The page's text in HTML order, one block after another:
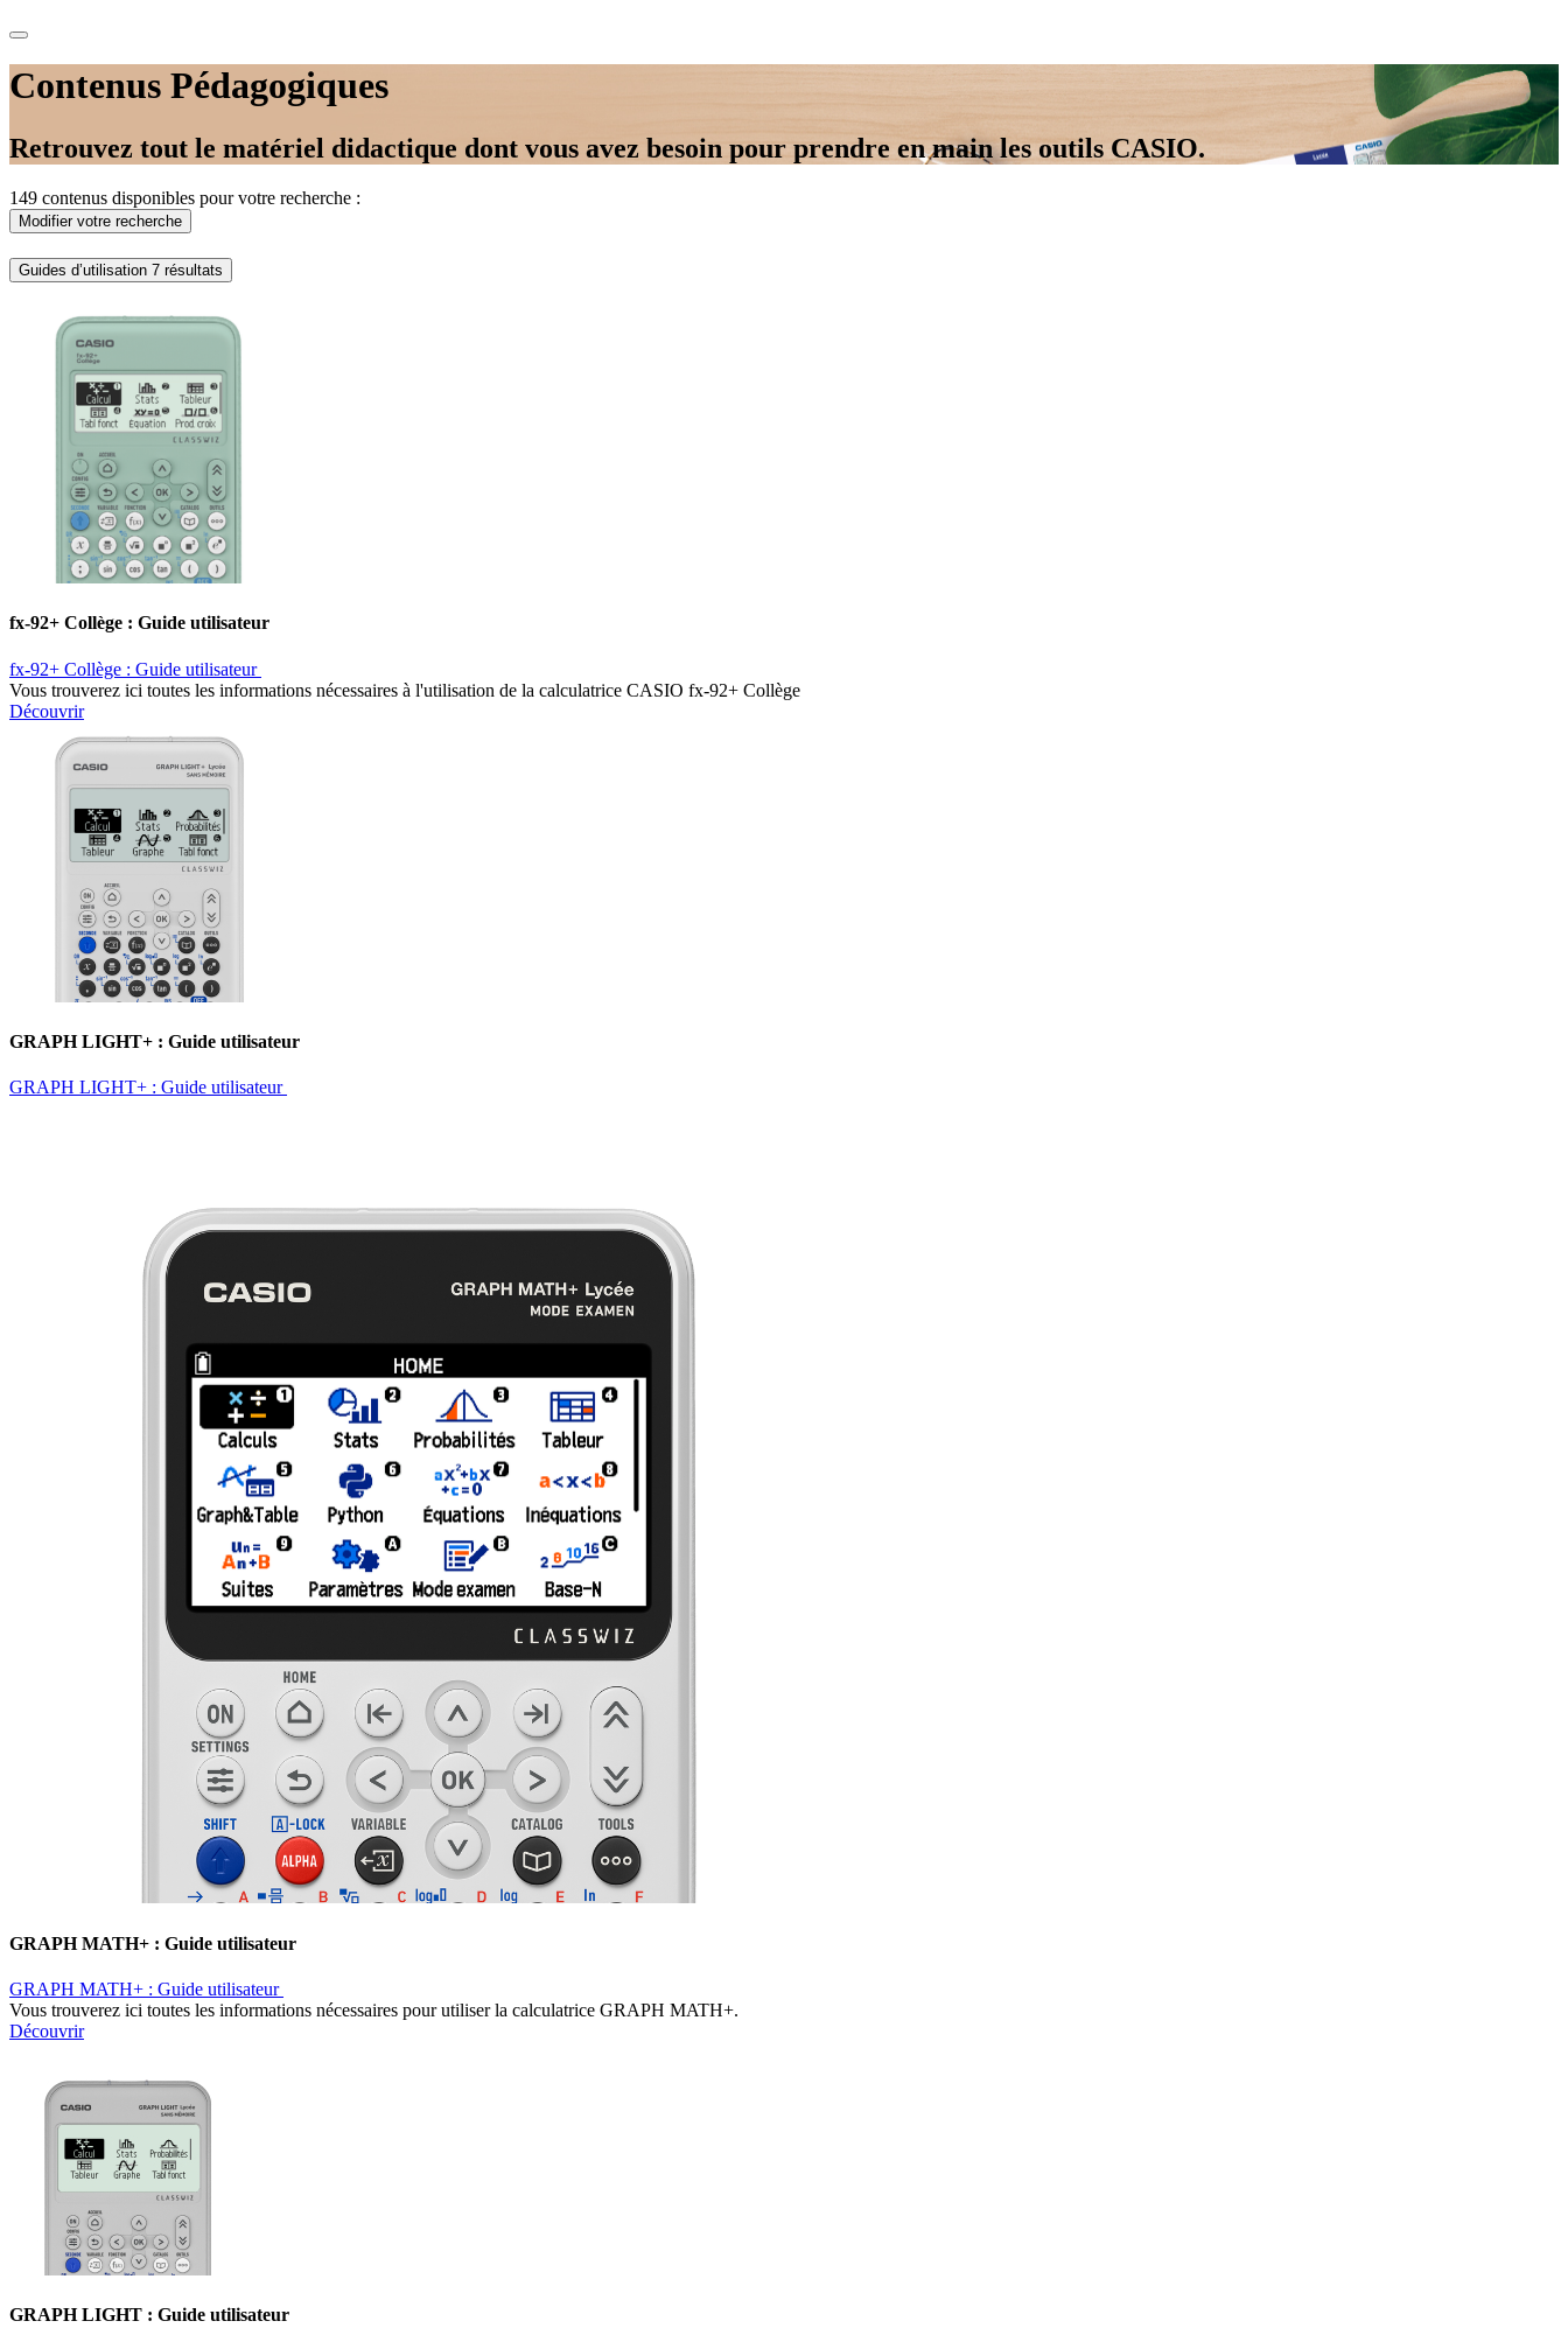
Contenus Pédagogiques
Retrouvez tout le matériel didactique dont vous avez besoin pour prendre en main les outils CASIO.
149 contenus disponibles pour votre recherche :
Modifier votre recherche
Guides d’utilisation 7 résultats
fx-92+ Collège : Guide utilisateur ​
fx-92+ Collège : Guide utilisateur ​
Vous trouverez ici toutes les informations nécessaires à l'utilisation de la calculatrice CASIO fx-92+ Collège
Découvrir
GRAPH LIGHT+ : Guide utilisateur ​
GRAPH LIGHT+ : Guide utilisateur ​
GRAPH MATH+ : Guide utilisateur ​
GRAPH MATH+ : Guide utilisateur ​
Vous trouverez ici toutes les informations nécessaires pour utiliser la calculatrice GRAPH MATH+.
Découvrir
GRAPH LIGHT : Guide utilisateur ​